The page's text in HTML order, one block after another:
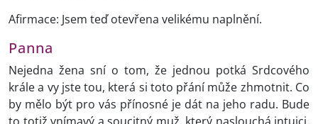
Afirmace: Jsem teď otevřena velikému naplnění.
Panna
Nejedna žena sní o tom, že jednou potká Srdcového
krále a vy jste tou, která si toto přání může zhmotnit. Co
by mělo být pro vás přínosné je dát na jeho radu. Bude